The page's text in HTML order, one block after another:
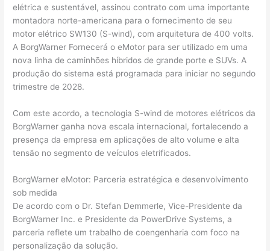
elétrica e sustentável, assinou contrato com uma importante
montadora norte-americana para o fornecimento de seu
motor elétrico SW130 (S-wind), com arquitetura de 400 volts.
A BorgWarner Fornecerá o eMotor para ser utilizado em uma
nova linha de caminhões híbridos de grande porte e SUVs. A
produção do sistema está programada para iniciar no segundo
trimestre de 2028.
Com este acordo, a tecnologia S-wind de motores elétricos da
BorgWarner ganha nova escala internacional, fortalecendo a
presença da empresa em aplicações de alto volume e alta
tensão no segmento de veículos eletrificados.
BorgWarner eMotor: Parceria estratégica e desenvolvimento
sob medida
De acordo com o Dr. Stefan Demmerle, Vice-Presidente da
BorgWarner Inc. e Presidente da PowerDrive Systems, a
parceria reflete um trabalho de coengenharia com foco na
personalização da solução.